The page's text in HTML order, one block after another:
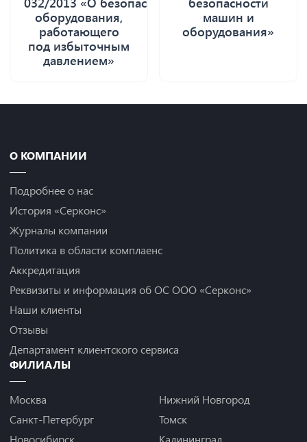
оборудования,
работающего
под избыточным
давлением»
машин и
оборудования»
О КОМПАНИИ
Подробнее о нас
История «Серконс»
Журналы компании
Политика в области комплаенс
Аккредитация
Реквизиты и информация об ОС ООО «Серконс»
Наши клиенты
Отзывы
Департамент клиентского сервиса
ФИЛИАЛЫ
Москва
Санкт-Петербург
Новосибирск
Нижний Новгород
Томск
Калининград